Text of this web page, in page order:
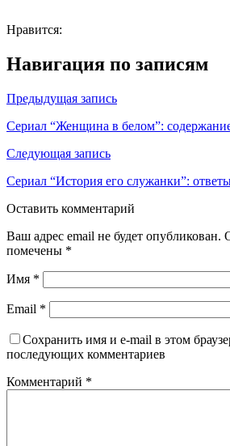
Нравится:
Навигация по записям
Предыдущая запись
Сериал “Женщина в белом”:
Следующая запись
Сериал “История его служанки”:
Оставить комментарий
Ваш адрес email не будет опубликован.
помечены *
Имя *
Email *
Сохранить имя и e-mail в этом
последующих комментариев
Комментарий *